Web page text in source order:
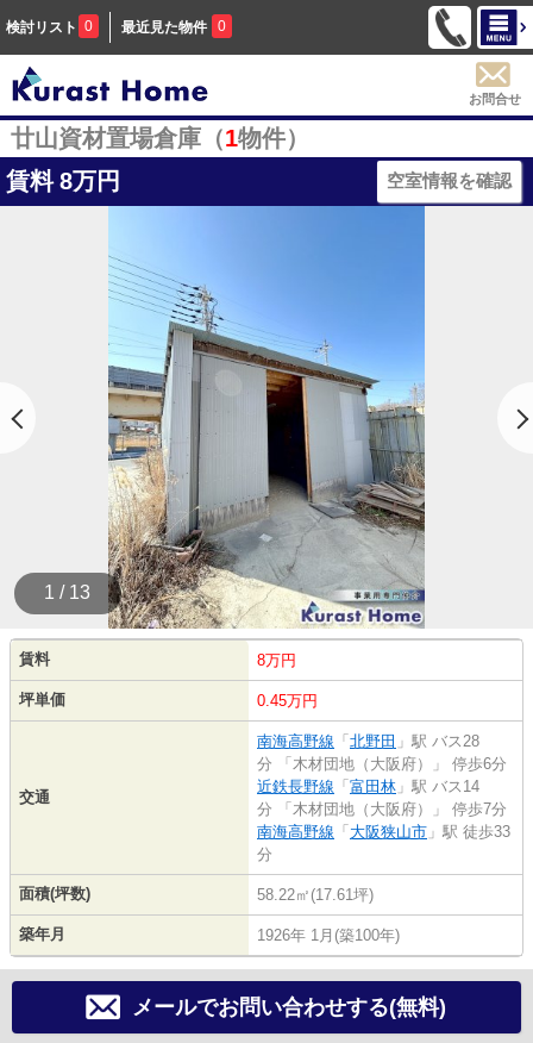
検討リスト 0 最近見た物件 0
お問合せ
廿山資材置場倉庫（1物件）
賃料 8万円 空室情報を確認
1 / 13
賃料 8万円
坪単価 0.45万円
交通
南海高野線 「 北野田 」駅 バス28
分 「木材団地（大阪府）」 停歩6分
近鉄長野線 「 富田林 」駅 バス14
分 「木材団地（大阪府）」 停歩7分
南海高野線 「 大阪狭山市 」駅 徒歩33
分
面積(坪数) 58.22㎡(17.61坪)
築年月 1926年 1月(築100年)
メールでお問い合わせする(無料)